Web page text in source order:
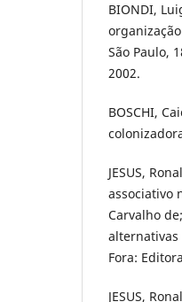
BIONDI,
São Paulo,
2002.
BOSCHI,
JESUS,
associativo
Carvalho
alternativas
Fora:
JESUS,